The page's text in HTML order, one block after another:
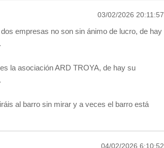
03/02/2026 20:11:57
empresas no son sin ánimo de lucro, de hay
la asociación ARD TROYA, de hay su
al barro sin mirar y a veces el barro está
04/02/2026 6:10:52